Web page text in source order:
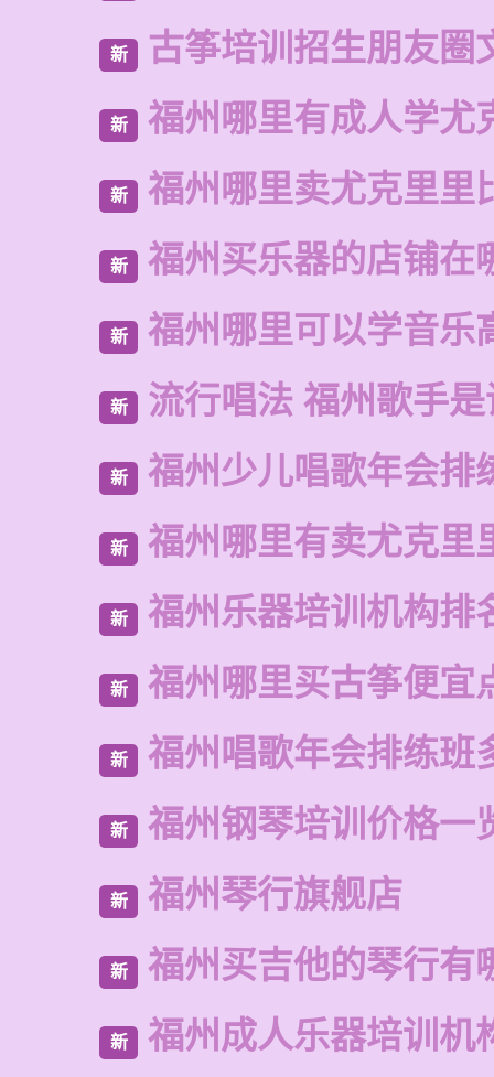
新 古筝培训招生朋友圈
新 福州哪里有成人学尤
新 福州哪里卖尤克里里
新 福州买乐器的店铺在
新 福州哪里可以学音乐
新 流行唱法 福州歌手
新 福州少儿唱歌年会排
新 福州哪里有卖尤克里
新 福州乐器培训机构排
新 福州哪里买古筝便宜
新 福州唱歌年会排练班
新 福州钢琴培训价格一
新 福州琴行旗舰店
新 福州买吉他的琴行有
新 福州成人乐器培训机